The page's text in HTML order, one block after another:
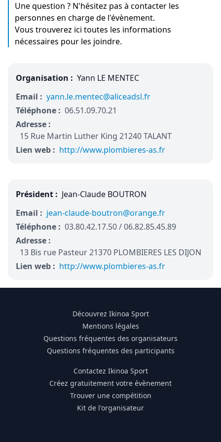
Une question ? N'hésitez pas à contacter les
personnes en charge de l'évènement.
Vous trouverez ici toutes les informations
nécessaires pour les joindre.
Organisation : Yann LE MENTEC
Email : yann.le.mentec@aliceadsl.fr
Téléphone : 06.51.09.70.21
Adresse :
15 Rue Martin Luther King 21240 TALANT
Lien web : http://www.plombieres-as.fr
Président : Jean-Claude BOUTRON
Email : jean-claude-boutron@orange.fr
Téléphone : 03.80.42.17.50 / 06.82.85.45.89
Adresse :
13 Bis rue Pasteur 21370 PLOMBIERES LES DIJON
Lien web : http://www.plombieres-as.fr
Découvrez Ikinoa Sport
Mentions légales
Questions fréquentes des organisateurs
Questions fréquentes des participants
Contactez Ikinoa Sport
Créez gratuitement votre évènement
Trouver une compétition
Kit de l'organisateur